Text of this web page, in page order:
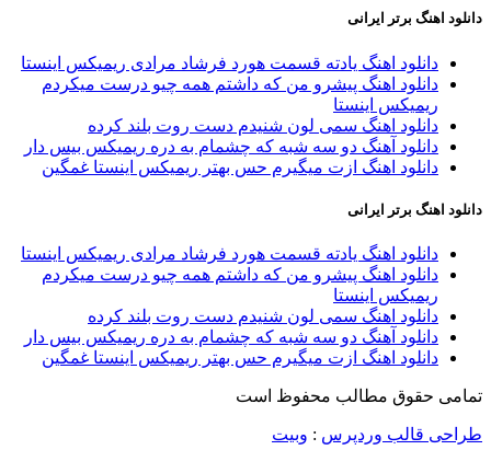
دانلود اهنگ برتر ایرانی
دانلود اهنگ یادته قسمت هورد فرشاد مرادی ریمیکس اینستا
دانلود اهنگ پیشرو من که داشتم همه چیو درست میکردم
ریمیکس اینستا
دانلود اهنگ سمی لون شنیدم دست روت بلند کرده
دانلود آهنگ دو سه شبه که چشمام به دره ریمیکس بیس دار
دانلود اهنگ ازت میگیرم حس بهتر ریمیکس اینستا غمگین
دانلود اهنگ برتر ایرانی
دانلود اهنگ یادته قسمت هورد فرشاد مرادی ریمیکس اینستا
دانلود اهنگ پیشرو من که داشتم همه چیو درست میکردم
ریمیکس اینستا
دانلود اهنگ سمی لون شنیدم دست روت بلند کرده
دانلود آهنگ دو سه شبه که چشمام به دره ریمیکس بیس دار
دانلود اهنگ ازت میگیرم حس بهتر ریمیکس اینستا غمگین
تمامی حقوق مطالب محفوظ است
طراحی قالب وردپرس : وبیت